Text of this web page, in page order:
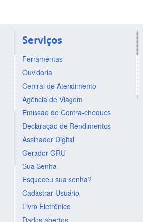
Serviços
Ferramentas
Ouvidoria
Central de Atendimento
Agência de Viagem
Emissão de Contra-cheques
Declaração de Rendimentos
Assinador Digital
Gerador GRU
Sua Senha
Esqueceu sua senha?
Cadastrar Usuário
Livro Eletrônico
Dados abertos